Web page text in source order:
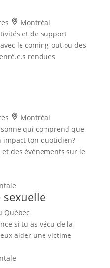
Montréal
et de support
le coming-out ou des
rendues
Montréal
qui comprend que
impact ton quotidien?
et des événements sur le
sexuelle
Québec
si tu as vécu de la
aider une victime